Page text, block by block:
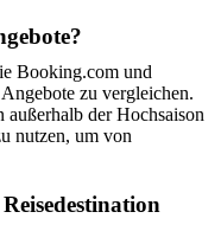
Booking.com und
zu vergleichen.
außerhalb der Hochsaison
nutzen, um von